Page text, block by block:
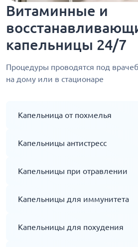
Витаминные и
капельницы 24/7
Процедуры проводятся под
на дому или в стационаре
Капельница от похмелья
Капельницы антистресс
Капельницы при отравлении
Капельницы для иммунитета
Капельницы для похудения